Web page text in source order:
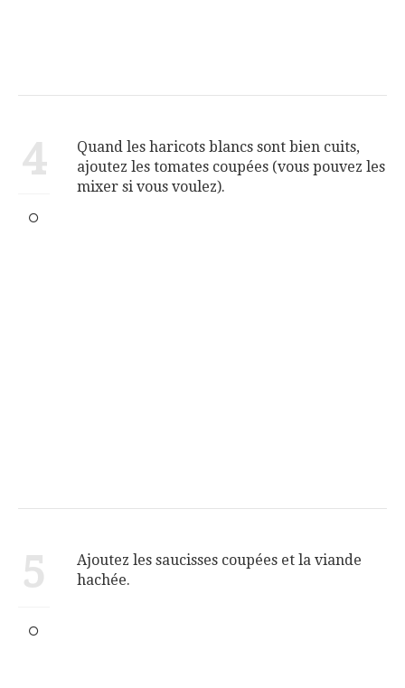
4
Quand les haricots blancs sont bien cuits,
ajoutez les tomates coupées (vous pouvez les
mixer si vous voulez).
5
Ajoutez les saucisses coupées et la viande
hachée.